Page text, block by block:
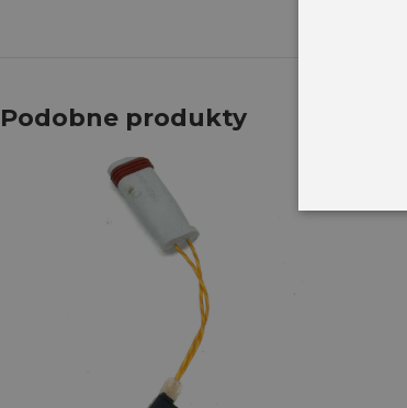
Podobne produkty